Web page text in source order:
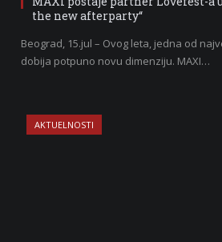
the new afterparty“
Beograd, 15.jul – Ovog leta, jedna od
dobija potpuno novu dimenziju. MAXI…
AKTUELNOSTI